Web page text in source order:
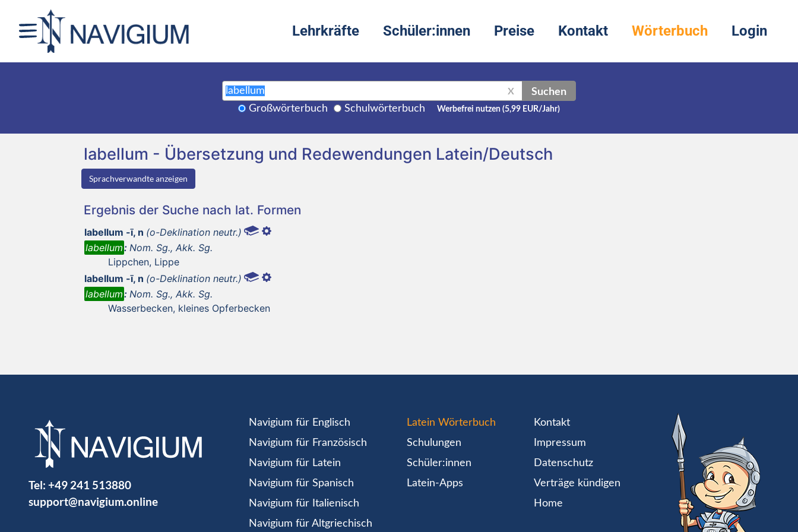
Lehrkräfte Schüler:innen Preise Kontakt Wörterbuch Login
X Suchen
Großwörterbuch Schulwörterbuch Werbefrei nutzen (5,99 EUR/Jahr)
labellum - Übersetzung und Redewendungen Latein/Deutsch
Sprachverwandte anzeigen
Ergebnis der Suche nach lat. Formen
labellum -ī, n (o-Deklination neutr.)
labellum: Nom. Sg., Akk. Sg.
Lippchen, Lippe
labellum -ī, n (o-Deklination neutr.)
labellum: Nom. Sg., Akk. Sg.
Wasserbecken, kleines Opferbecken
Tel: +49 241 513880
support@navigium.online
Navigium für Englisch
Navigium für Französisch
Navigium für Latein
Navigium für Spanisch
Navigium für Italienisch
Navigium für Altgriechisch
Latein Wörterbuch
Schulungen
Schüler:innen
Latein-Apps
Kontakt
Impressum
Datenschutz
Verträge kündigen
Home